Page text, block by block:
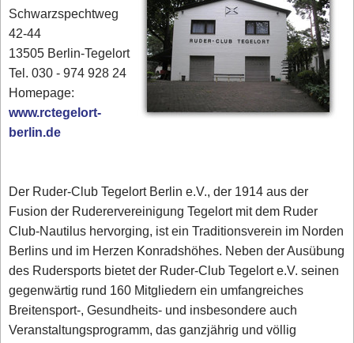
Schwarzspechtweg
42-44
13505 Berlin-Tegelort
Tel. 030 - 974 928 24
Homepage:
www.rctegelort-
berlin.de
Der Ruder-Club Tegelort Berlin e.V., der 1914 aus der
Fusion der Ruderervereinigung Tegelort mit dem Ruder
Club-Nautilus hervorging, ist ein Traditionsverein im Norden
Berlins und im Herzen Konradshöhes. Neben der Ausübung
des Rudersports bietet der Ruder-Club Tegelort e.V. seinen
gegenwärtig rund 160 Mitgliedern ein umfangreiches
Breitensport-, Gesundheits- und insbesondere auch
Veranstaltungsprogramm, das ganzjährig und völlig